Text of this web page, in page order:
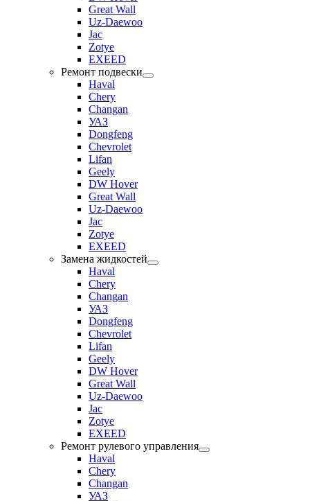
Great Wall
Uz-Daewoo
Jac
Zotye
EXEED
Ремонт подвески
Haval
Chery
Changan
УАЗ
Dongfeng
Chevrolet
Lifan
Geely
DW Hover
Great Wall
Uz-Daewoo
Jac
Zotye
EXEED
Замена жидкостей
Haval
Chery
Changan
УАЗ
Dongfeng
Chevrolet
Lifan
Geely
DW Hover
Great Wall
Uz-Daewoo
Jac
Zotye
EXEED
Ремонт рулевого управления
Haval
Chery
Changan
УАЗ